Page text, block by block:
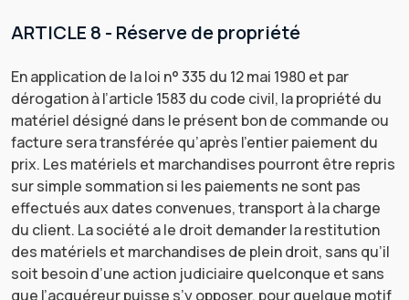
ARTICLE 8 - Réserve de propriété
En application de la loi n° 335 du 12 mai 1980 et par
dérogation à l’article 1583 du code civil, la propriété du
matériel désigné dans le présent bon de commande ou
facture sera transférée qu’après l’entier paiement du
prix. Les matériels et marchandises pourront être repris
sur simple sommation si les paiements ne sont pas
effectués aux dates convenues, transport à la charge
du client. La société a le droit demander la restitution
des matériels et marchandises de plein droit, sans qu’il
soit besoin d’une action judiciaire quelconque et sans
que l’acquéreur puisse s’y opposer, pour quelque motif